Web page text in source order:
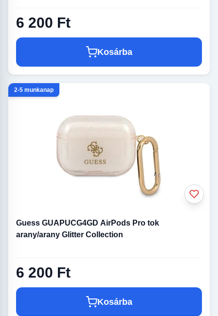
6 200 Ft
Kosárba
2-5 munkanap
Guess GUAPUCG4GD AirPods Pro tok
arany/arany Glitter Collection
6 200 Ft
Kosárba